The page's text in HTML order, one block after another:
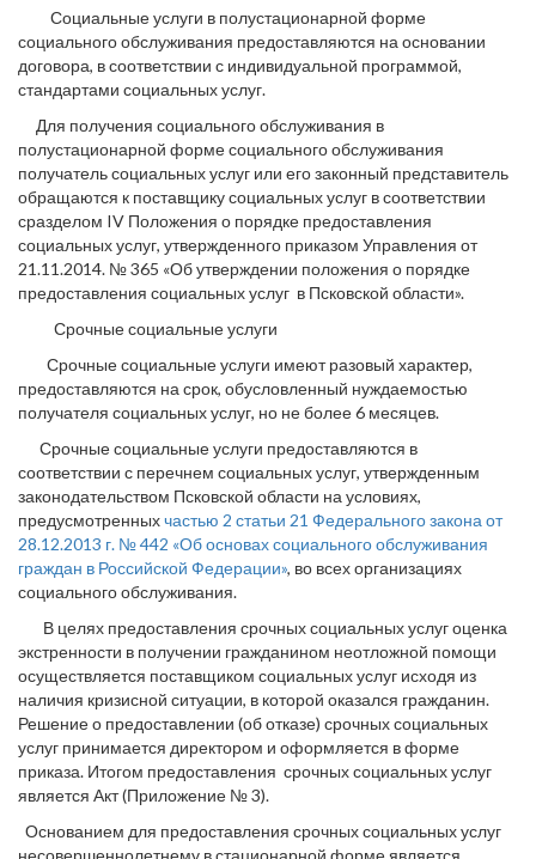
Социальные услуги в полустационарной форме
социального обслуживания предоставляются на основании
договора, в соответствии с индивидуальной программой,
стандартами социальных услуг.
Для получения социального обслуживания в
полустационарной форме социального обслуживания
получатель социальных услуг или его законный представитель
обращаются к поставщику социальных услуг в соответствии
сразделом IV Положения о порядке предоставления
социальных услуг, утвержденного приказом Управления от
21.11.2014. № 365 «Об утверждении положения о порядке
предоставления социальных услуг в Псковской области».
Срочные социальные услуги
Срочные социальные услуги имеют разовый характер,
предоставляются на срок, обусловленный нуждаемостью
получателя социальных услуг, но не более 6 месяцев.
Срочные социальные услуги предоставляются в
соответствии с перечнем социальных услуг, утвержденным
законодательством Псковской области на условиях,
предусмотренныхчастью 2 статьи 21 Федерального закона от
28.12.2013 г. № 442 «Об основах социального обслуживания
граждан в Российской Федерации», во всех организациях
социального обслуживания.
В целях предоставления срочных социальных услуг оценка
экстренности в получении гражданином неотложной помощи
осуществляется поставщиком социальных услуг исходя из
наличия кризисной ситуации, в которой оказался гражданин.
Решение о предоставлении (об отказе) срочных социальных
услуг принимается директором и оформляется в форме
приказа. Итогом предоставления срочных социальных услуг
является Акт (Приложение № 3).
Основанием для предоставления срочных социальных услуг
несовершеннолетнему в стационарной форме является